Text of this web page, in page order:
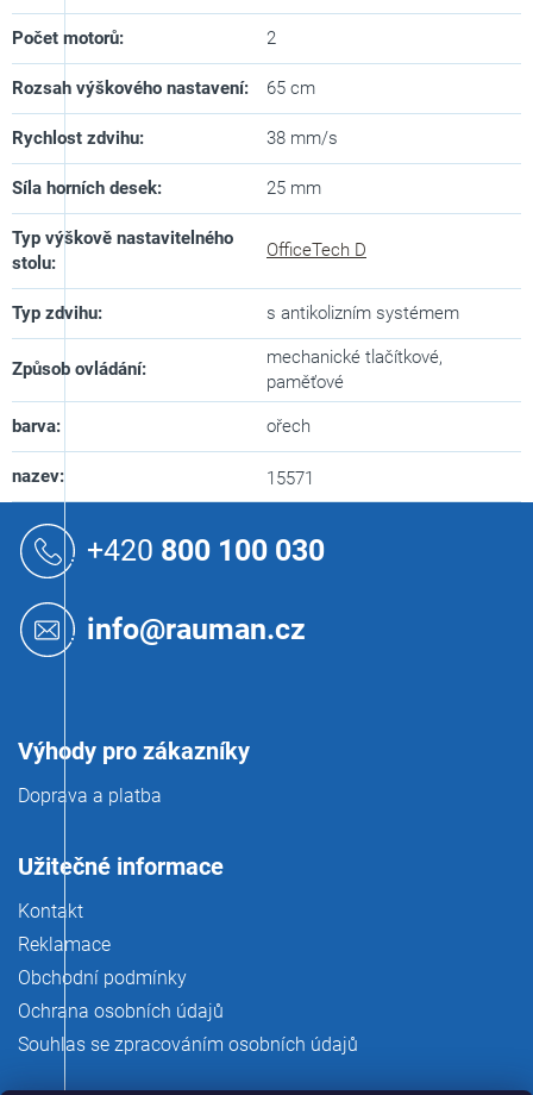
Počet motorů: 2
Rozsah výškového nastavení: 65 cm
Rychlost zdvihu: 38 mm/s
Síla horních desek: 25 mm
Typ výškově nastavitelného
stolu:
OfficeTech D
Typ zdvihu: s antikolizním systémem
Způsob ovládání:
mechanické tlačítkové,
paměťové
barva: ořech
nazev: 15571
+420 800 100 030
info@rauman.cz
Výhody pro zákazníky
Doprava a platba
Užitečné informace
Kontakt
Reklamace
Obchodní podmínky
Ochrana osobních údajů
Souhlas se zpracováním osobních údajů